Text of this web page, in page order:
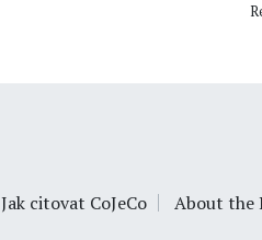
Jak citovat CoJeCo About the